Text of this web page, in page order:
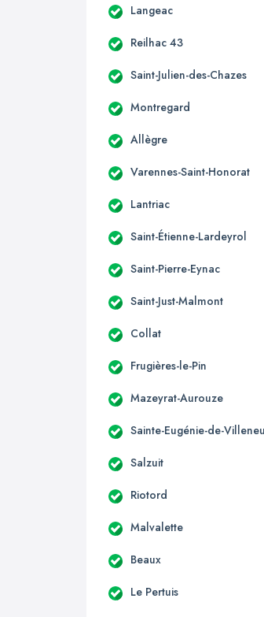
Langeac
Reilhac 43
Saint-Julien-des-Chazes
Montregard
Allègre
Varennes-Saint-Honorat
Lantriac
Saint-Étienne-Lardeyrol
Saint-Pierre-Eynac
Saint-Just-Malmont
Collat
Frugières-le-Pin
Mazeyrat-Aurouze
Sainte-Eugénie-de-
Salzuit
Riotord
Malvalette
Beaux
Le Pertuis